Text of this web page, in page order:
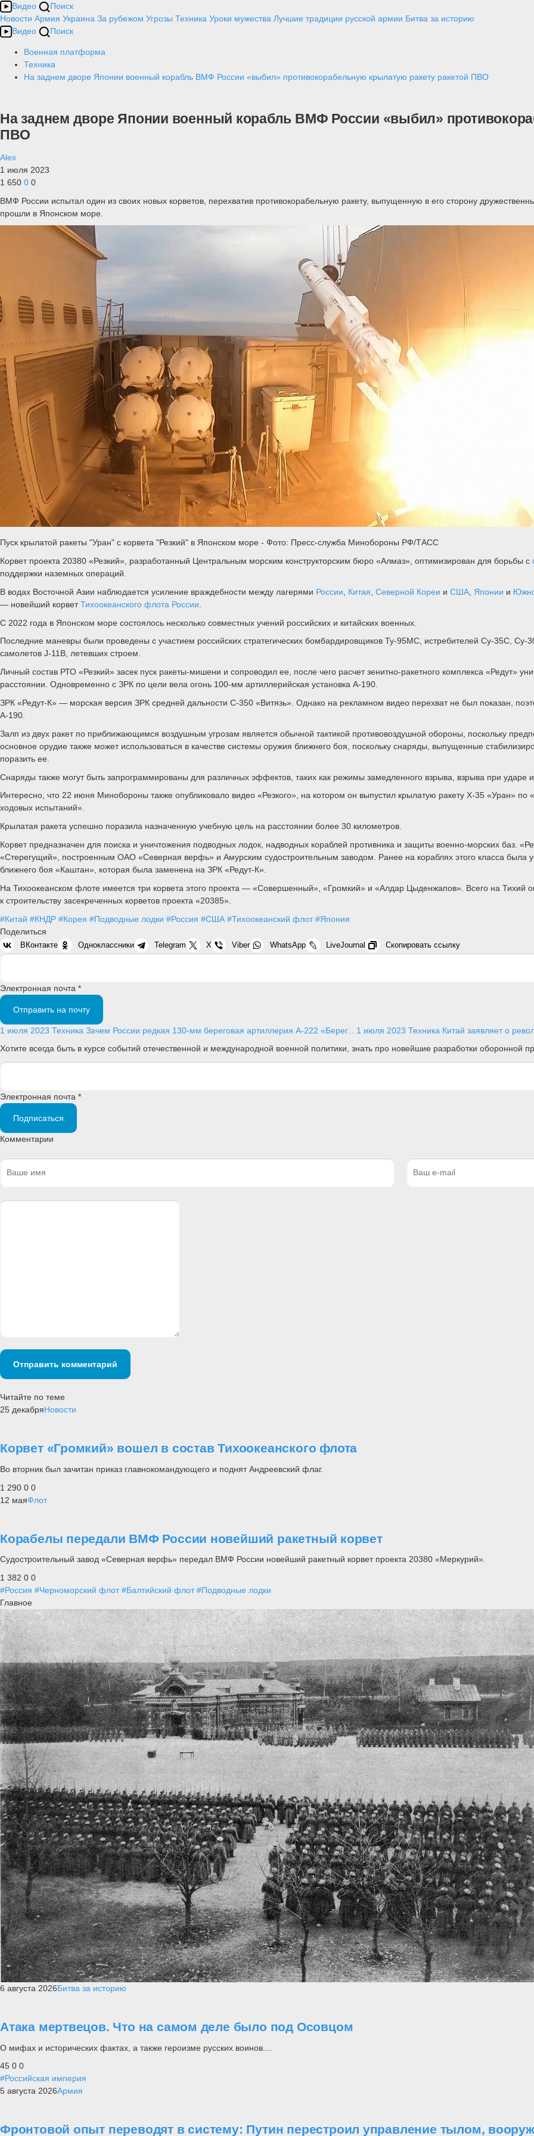
Видео
Поиск
Новости Армия Украина За рубежом Угрозы Техника Уроки мужества Лучшие традиции русской армии Битва за историю
Видео
Поиск
Военная платформа
Техника
На заднем дворе Японии военный корабль ВМФ России «выбил» противокорабельную крылатую ракету ракетой ПВО
На заднем дворе Японии военный корабль ВМФ России «выбил»
ПВО
Alex
1 июля 2023
1 650 0 0
ВМФ России испытал один из своих новых корветов, перехватив противокорабельную ракету, выпущенную в его сторону
прошли в Японском море.
Пуск крылатой ракеты "Уран" с корвета "Резкий" в Японском море - Фото: Пресс-служба Минобороны РФ/ТАСС
Корвет проекта 20380 «Резкий», разработанный Центральным морским конструкторским бюро «Алмаз», оптимизирован для борьбы с
поддержки наземных операций.
В водах Восточной Азии наблюдается усиление враждебности между лагерями России Китая Северной Кореи и США Японии и
— новейший корветТихоокеанского флота России
С 2022 года в Японском море состоялось несколько совместных учений российских и китайских военных.
Последние маневры были проведены с участием российских стратегических бомбардировщиков Ту-95МС, истребителей Су-35С, Су-
самолетов J-11B, летевших строем.
Личный состав РТО «Резкий» засек пуск ракеты-мишени и сопроводил ее, после чего расчет зенитно-ракетного комплекса «Редут»
расстоянии. Одновременно с ЗРК по цели вела огонь 100-мм артиллерийская установка А-190.
ЗРК «Редут-К» — морская версия ЗРК средней дальности С-350 «Витязь». Однако на рекламном видео перехват не был показан,
А-190.
Залп из двух ракет по приближающимся воздушным угрозам является обычной тактикой противовоздушной обороны, поскольку
основное орудие также может использоваться в качестве системы оружия ближнего боя, поскольку снаряды, выпущенные
поразить ее.
Снаряды также могут быть запрограммированы для различных эффектов, таких как режимы замедленного взрыва, взрыва при ударе
Интересно, что 22 июня Минобороны также опубликовало видео «Резкого», на котором он выпустил крылатую ракету Х-35 «Уран»
ходовых испытаний».
Крылатая ракета успешно поразила назначенную учебную цель на расстоянии более 30 километров.
Корвет предназначен для поиска и уничтожения подводных лодок, надводных кораблей противника и защиты военно-морских баз.
«Стерегущий», построенным ОАО «Северная верфь» и Амурским судостроительным заводом. Ранее на кораблях этого класса была
ближнего боя «Каштан», которая была заменена на ЗРК «Редут-К».
На Тихоокеанском флоте имеется три корвета этого проекта — «Совершенный», «Громкий» и «Алдар Цыденжапов». Всего на Тихий
к строительству засекреченных корветов проекта «20385».
#Китай #КНДР #Корея #Подводные лодки #Россия #США #Тихоокеанский флот #Япония
Поделиться
ВКонтакте Одноклассники Telegram X Viber WhatsApp LiveJournal Скопировать ссылку
Электронная почта *
Отправить на почту
1 июля 2023 Техника Зачем России редкая 130-мм береговая артиллерия А-222 «Берег... 1 июля 2023 Техника Китай заявляет о
Хотите всегда быть в курсе событий отечественной и международной военной политики, знать про новейшие разработки
Электронная почта *
Подписаться
Комментарии
Отправить комментарий
Читайте по теме
25 декабряНовости
Корвет «Громкий» вошел в состав Тихоокеанского флота
Во вторник был зачитан приказ главнокомандующего и поднят Андреевский флаг.
1 290 0 0
12 маяФлот
Корабелы передали ВМФ России новейший ракетный корвет
Судостроительный завод «Северная верфь» передал ВМФ России новейший ракетный корвет проекта 20380 «Меркурий».
1 382 0 0
#Россия #Черноморский флот #Балтийский флот #Подводные лодки
Главное
6 августа 2026Битва за историю
Атака мертвецов. Что на самом деле было под Осовцом
О мифах и исторических фактах, а также героизме русских воинов....
45 0 0
#Российская империя
5 августа 2026Армия
Фронтовой опыт переводят в систему: Путин перестроил управление тылом,